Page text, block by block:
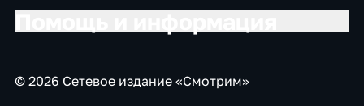
© 2026 Сетевое издание «Смотрим»